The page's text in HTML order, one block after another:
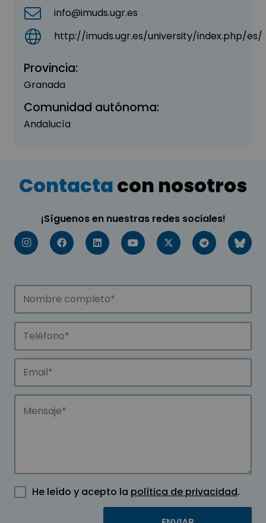
info@imuds.ugr.es
http://imuds.ugr.es/university/index.php/es/
Provincia:
Granada
Comunidad autónoma:
Andalucía
Contactacon nosotros
¡Síguenos en nuestras redes sociales!
He leído y acepto la política de privacidad.